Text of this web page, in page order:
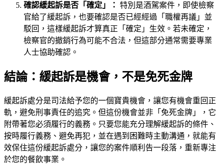
確認緩起訴是否「確定」： 特別是酒駕案件，即使檢察
官給了緩起訴，也要確認是否已經經過「職權再議」並
駁回，這樣緩起訴才算真正「確定」生效。若未確定，
檢察官的撤銷行為可能不合法，但這部分通常需要專業
人士協助確認。
結論：緩起訴是機會，不是免死金牌
緩起訴處分是司法給予您的一個寶貴機會，讓您有機會重回正
軌，避免刑事責任的追究。但這份機會並非「免死金牌」，它
附帶著您必須履行的義務。只要您能充分理解緩起訴的條件、
按時履行義務、避免再犯，並在遇到困難時主動溝通，就能有
效保住這份緩起訴處分，讓您的案件順利告一段落，重新專注
於您的餐飲事業。